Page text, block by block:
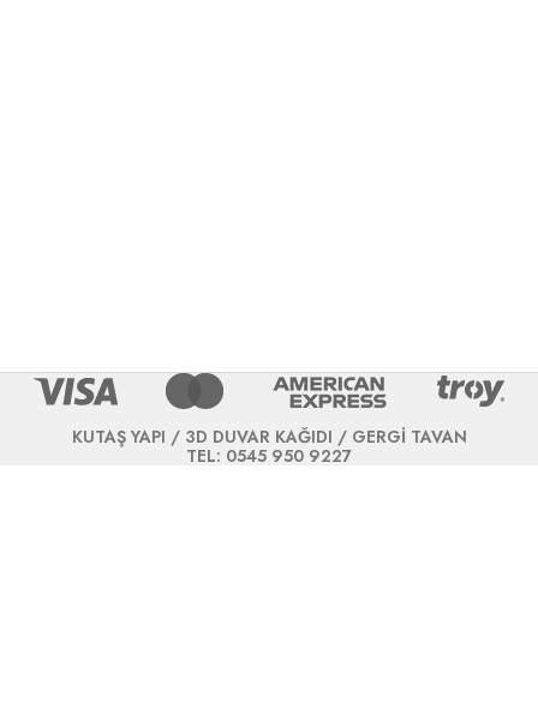
KUTAŞ YAPI / 3D DUVAR KAĞIDI / GERGİ TAVAN
TEL: 0545 950 9227